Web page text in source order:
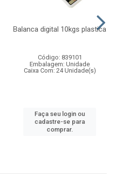
Balanca digital 10kgs plastica
Código: 839101
Embalagem: Unidade
Caixa Com: 24 Unidade(s)
Faça seu login ou
cadastre-se para
comprar.